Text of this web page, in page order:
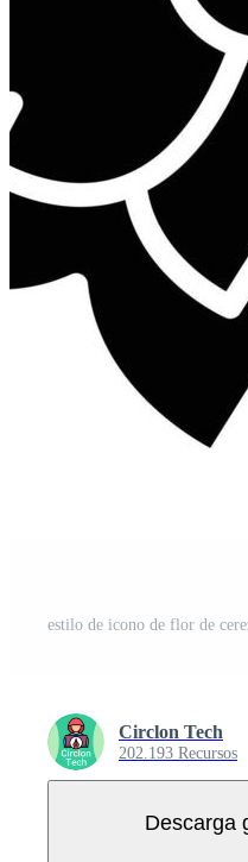
estilo de icono de flor de
Circlon Tech
202.193 Recursos
Descarga